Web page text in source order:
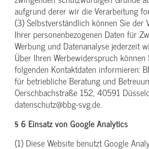
aufgrund derer wir die Verarbeitung
(3) Selbstverständlich können Sie der
Ihrer personenbezogenen Daten für
Werbung und Datenanalyse jederzeit
Über Ihren Werbewiderspruch
folgenden Kontaktdaten informieren:
für betriebliche Beratung und
Oerschbachstraße 152, 40591
datenschutz@bbg-svg.de.
§ 6 Einsatz von Google Analytics
(1) Diese Website benutzt Google